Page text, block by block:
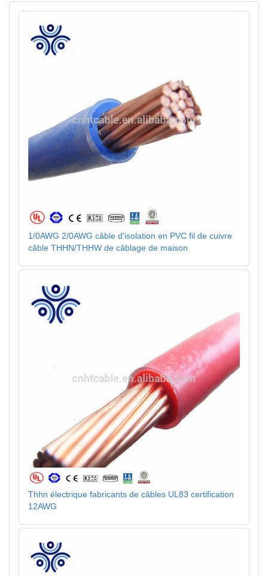
1/0AWG 2/0AWG câble d'isolation en PVC fil de cuivre
câble THHN/THHW de câblage de maison
Thhn électrique fabricants de câbles UL83 certification
12AWG